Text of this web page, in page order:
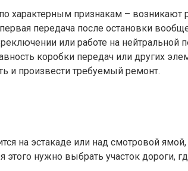
характерным признакам –
передача после остановки
или работе на нейтральной
коробки передач или других
и произвести требуемый ремонт.
на эстакаде или над смотровой
нужно выбрать участок дороги,